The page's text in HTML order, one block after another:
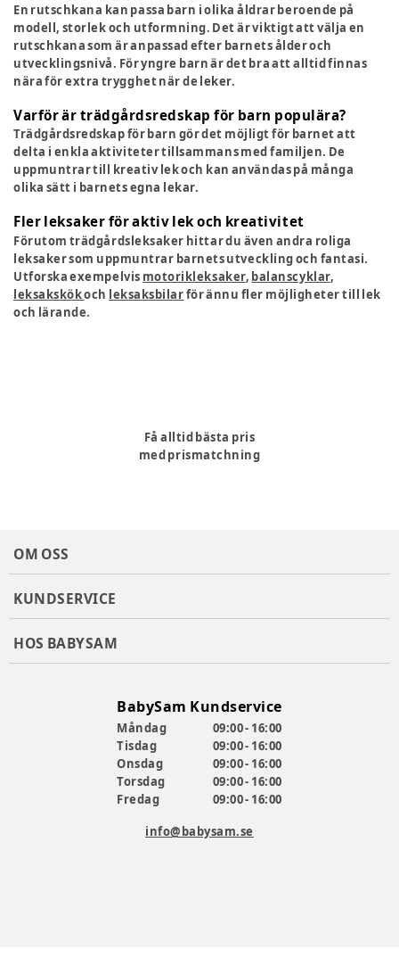
En rutschkana kan passa barn i olika åldrar beroende på
modell, storlek och utformning. Det är viktigt att välja en
rutschkana som är anpassad efter barnets ålder och
utvecklingsnivå. För yngre barn är det bra att alltid finnas
nära för extra trygghet när de leker.
Varför är trädgårdsredskap för barn populära?
Trädgårdsredskap för barn gör det möjligt för barnet att
delta i enkla aktiviteter tillsammans med familjen. De
uppmuntrar till kreativ lek och kan användas på många
olika sätt i barnets egna lekar.
Fler leksaker för aktiv lek och kreativitet
Förutom trädgårdsleksaker hittar du även andra roliga
leksaker som uppmuntrar barnets utveckling och fantasi.
Utforska exempelvis motorikleksaker, balanscyklar,
leksakskökoch leksaksbilarför ännu fler möjligheter till lek
och lärande.
Få alltid bästa pris
med prismatchning
OM OSS
KUNDSERVICE
HOS BABYSAM
BabySam Kundservice
Måndag
09:00 - 16:00
Tisdag
09:00 - 16:00
Onsdag
09:00 - 16:00
Torsdag
09:00 - 16:00
Fredag
09:00 - 16:00
info@babysam.se